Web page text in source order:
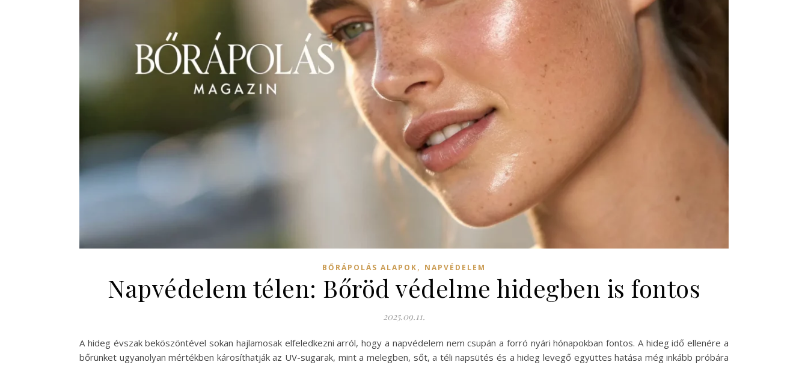
BŐRÁPOLÁS ALAPOK, NAPVÉDELEM
Napvédelem télen: Bőröd védelme hidegben is fontos
2025.09.11.
A hideg évszak beköszöntével sokan hajlamosak elfeledkezni arról, hogy a napvédelem nem csupán a forró nyári hónapokban fontos. A hideg idő ellenére a
bőrünket ugyanolyan mértékben károsíthatják az UV-sugarak, mint a melegben, sőt, a téli napsütés és a hideg levegő együttes hatása még inkább próbára